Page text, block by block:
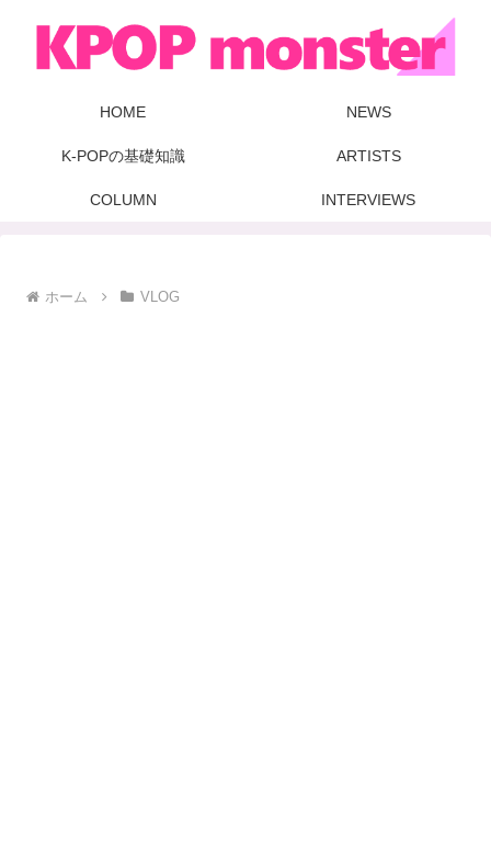
HOME NEWS
K-POPの基礎知識 ARTISTS
COLUMN INTERVIEWS
ホーム VLOG